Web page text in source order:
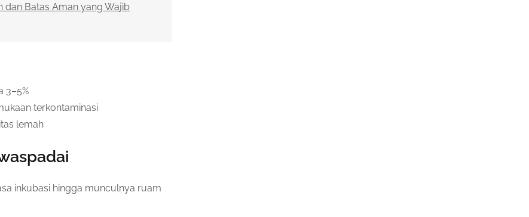
dan Batas Aman yang Wajib
3–5%
terkontaminasi
lemah
inkubasi hingga munculnya ruam